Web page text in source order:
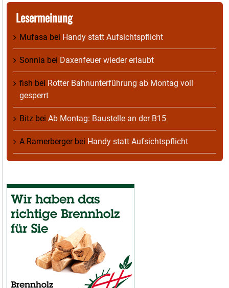
Lesermeinung
Mufasa bei Handy statt Aufsichtspflicht
Sonnia bei Daxenfeuer wieder erlaubt
fish bei Rotter Bahnunterführung ab Montag voll
gesperrt
Bitz bei Ab Montag: Baustelle an der B15
A Ramerbergerbei Handy statt Aufsichtspflicht